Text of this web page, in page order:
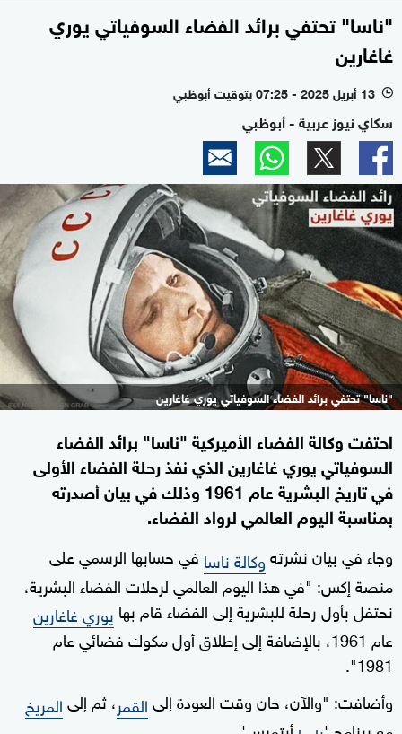
"ناسا" تحتفي برائد الفضاء السوفياتي يوري
غاغارين
l 13 أبريل 2025 - 07:25 بتوقيت أبوظبي
سكاي نيوز عربية - أبوظبي
"ناسا" تحتفي برائد الفضاء السوفياتي يوري غاغارين
احتفت وكالة الفضاء الأميركية "ناسا" برائد الفضاء
السوفياتي يوري غاغارين الذي نفذ رحلة الفضاء الأولى
في تاريخ البشرية عام 1961 وذلك في بيان أصدرته
بمناسبة اليوم العالمي لرواد الفضاء.
وجاء في بيان نشرتهوكالة ناسا في حسابها الرسمي على
منصة إكس: "في هذا اليوم العالمي لرحلات الفضاء البشرية،
نحتفل بأول رحلة للبشرية إلى الفضاء قام بها يوري غاغارين
عام 1961، بالإضافة إلى إطلاق أول مكوك فضائي عام
1981".
وأضافت: "والآن، حان وقت العودة إلىالقمر، ثم إلىالمريخ